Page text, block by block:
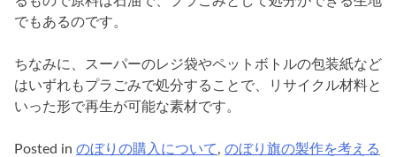
でもあるのです。
ちなみに、スーパーのレジ袋やペットボトルの包装紙など
はいずれもプラごみで処分することで、リサイクル材料と
いった形で再生が可能な素材です。
Posted in のぼりの購入について, のぼり旗の製作を考える